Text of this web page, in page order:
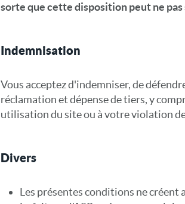
sorte que cette disposition peut ne pas
Indemnisation
Vous acceptez d'indemniser, de
réclamation et dépense de tiers, y
utilisation du site ou à votre violation
Divers
Les présentes conditions ne